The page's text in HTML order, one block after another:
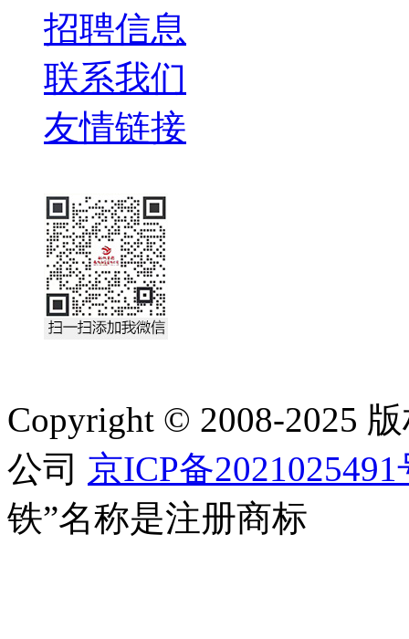
招聘信息
联系我们
友情链接
Copyright © 2008-2025
公司 京ICP备2021025491
铁”名称是注册商标